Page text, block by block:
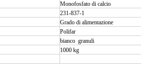
Monofosfato di calcio
231-837-1
Grado di alimentazione
Polifar
bianco granuli
1000 kg